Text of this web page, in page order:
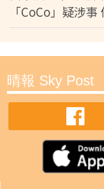
「CoCo」疑涉
晴報 Sky Post